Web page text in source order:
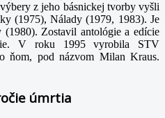
z jeho básnickej tvorby vyšli
(1975), Nálady (1979, 1983). Je
Zostavil antológie a edície
V roku 1995 vyrobila STV
ňom, pod názvom Milan Kraus.
úmrtia